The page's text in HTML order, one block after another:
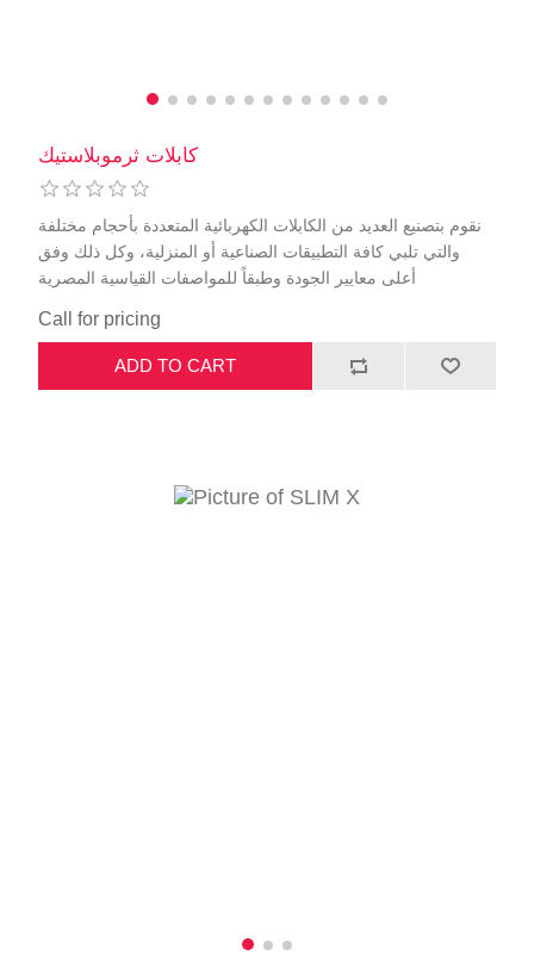
كابلات ثرموبلاستيك
نقوم بتصنيع العديد من الكابلات الكهربائية المتعددة بأحجام مختلفة
والتي تلبي كافة التطبيقات الصناعية أو المنزلية، وكل ذلك وفق
أعلى معايير الجودة وطبقاً للمواصفات القياسية المصرية
Call for pricing
ADD TO CART